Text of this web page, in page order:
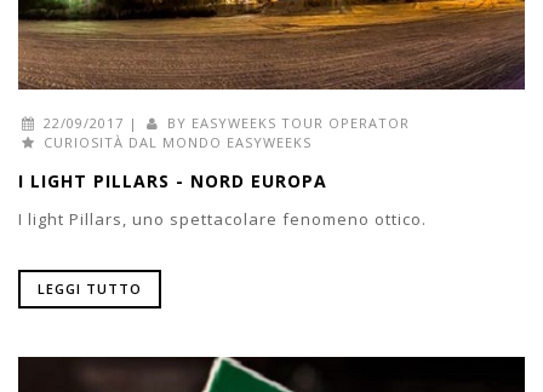
22/09/2017 | BY EASYWEEKS TOUR OPERATOR
CURIOSITÀ DAL MONDO EASYWEEKS
I LIGHT PILLARS - NORD EUROPA
I light Pillars, uno spettacolare fenomeno ottico.
LEGGI TUTTO